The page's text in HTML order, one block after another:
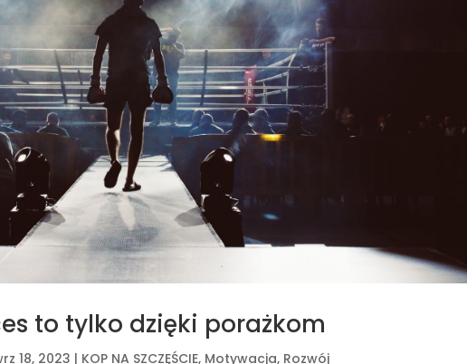
to tylko dzięki porażkom
18, 2023 | KOP NA SZCZĘŚCIE, Motywacja, Rozwój